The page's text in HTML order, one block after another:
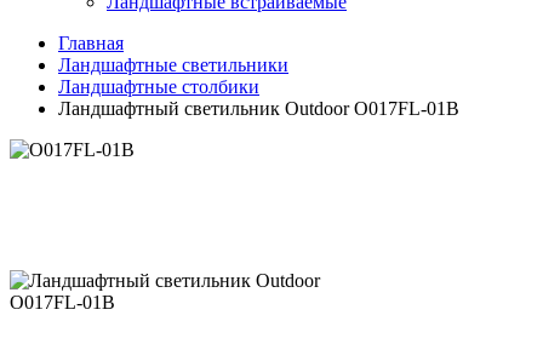
Главная
Ландшафтные светильники
Ландшафтные столбики
Ландшафтный светильник Outdoor O017FL-01B